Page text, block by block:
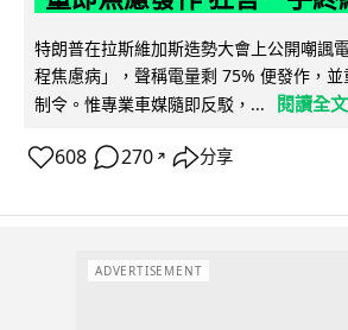
特朗普在拉斯維加斯造勢大會上公開嘲諷
程焦慮病」，聲稱電量剩 75% 便發作，
制令。惟專業車媒隨即反駁，...
閱讀全文
608 270 ↗ 分享
ADVERTISEMENT